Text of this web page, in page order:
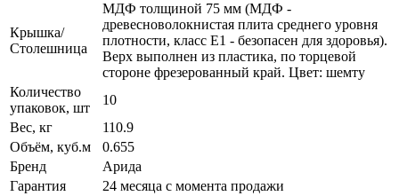
Крышка/
Столешница
МДФ толщиной 75 мм (МДФ -
древесноволокнистая плита среднего уровня
плотности, класс E1 - безопасен для здоровья).
Верх выполнен из пластика, по торцевой
стороне фрезерованный край. Цвет: шемту
Количество
упаковок, шт
10
Вес, кг
110.9
Объём, куб.м
0.655
Бренд
Арида
Гарантия
24 месяца с момента продажи